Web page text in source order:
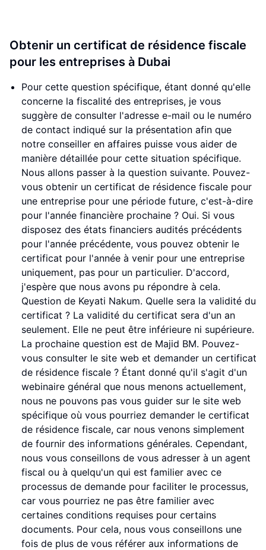
Obtenir un certificat de résidence fiscale
pour les entreprises à Dubai
Pour cette question spécifique, étant donné qu'elle
concerne la fiscalité des entreprises, je vous
suggère de consulter l'adresse e-mail ou le numéro
de contact indiqué sur la présentation afin que
notre conseiller en affaires puisse vous aider de
manière détaillée pour cette situation spécifique.
Nous allons passer à la question suivante. Pouvez-
vous obtenir un certificat de résidence fiscale pour
une entreprise pour une période future, c'est-à-dire
pour l'année financière prochaine ? Oui. Si vous
disposez des états financiers audités précédents
pour l'année précédente, vous pouvez obtenir le
certificat pour l'année à venir pour une entreprise
uniquement, pas pour un particulier. D'accord,
j'espère que nous avons pu répondre à cela.
Question de Keyati Nakum. Quelle sera la validité du
certificat ? La validité du certificat sera d'un an
seulement. Elle ne peut être inférieure ni supérieure.
La prochaine question est de Majid BM. Pouvez-
vous consulter le site web et demander un certificat
de résidence fiscale ? Étant donné qu'il s'agit d'un
webinaire général que nous menons actuellement,
nous ne pouvons pas vous guider sur le site web
spécifique où vous pourriez demander le certificat
de résidence fiscale, car nous venons simplement
de fournir des informations générales. Cependant,
nous vous conseillons de vous adresser à un agent
fiscal ou à quelqu'un qui est familier avec ce
processus de demande pour faciliter le processus,
car vous pourriez ne pas être familier avec
certaines conditions requises pour certains
documents. Pour cela, nous vous conseillons une
fois de plus de vous référer aux informations de